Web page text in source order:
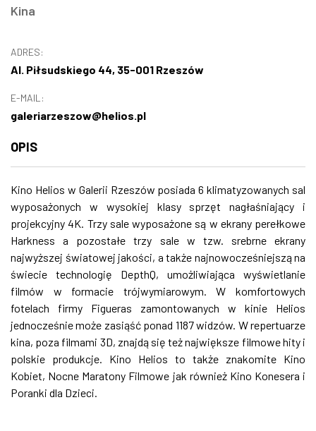
Kina
ADRES:
Al. Piłsudskiego 44, 35-001 Rzeszów
E-MAIL:
galeriarzeszow@helios.pl
OPIS
Kino Helios w Galerii Rzeszów posiada 6 klimatyzowanych sal
wyposażonych w wysokiej klasy sprzęt nagłaśniający i
projekcyjny 4K. Trzy sale wyposażone są w ekrany perełkowe
Harkness a pozostałe trzy sale w tzw. srebrne ekrany
najwyższej światowej jakości, a także najnowocześniejszą na
świecie technologię DepthQ, umożliwiająca wyświetlanie
filmów w formacie trójwymiarowym. W komfortowych
fotelach firmy Figueras zamontowanych w kinie Helios
jednocześnie może zasiąść ponad 1187 widzów. W repertuarze
kina, poza filmami 3D, znajdą się też największe filmowe hity i
polskie produkcje. Kino Helios to także znakomite Kino
Kobiet, Nocne Maratony Filmowe jak również Kino Konesera i
Poranki dla Dzieci.